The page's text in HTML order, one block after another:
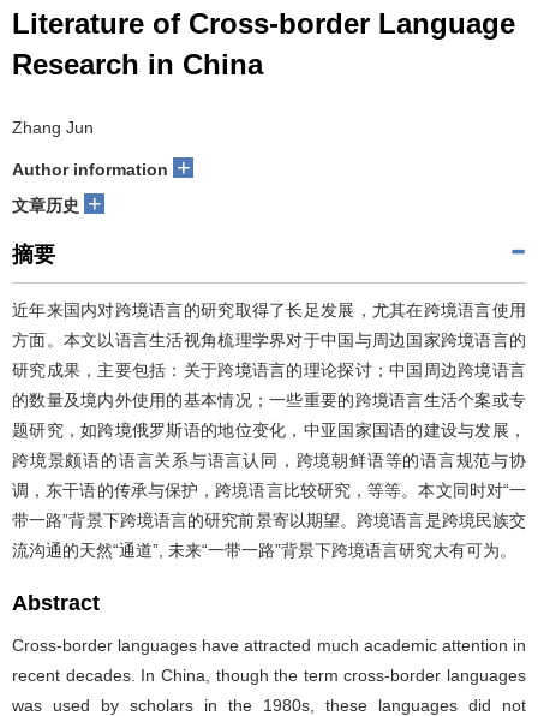
Literature of Cross-border Language
Research in China
Zhang Jun
Author information +
文章历史 +
摘要
近年来国内对跨境语言的研究取得了长足发展，尤其在跨境语言使用
方面。本文以语言生活视角梳理学界对于中国与周边国家跨境语言的
研究成果，主要包括：关于跨境语言的理论探讨；中国周边跨境语言
的数量及境内外使用的基本情况；一些重要的跨境语言生活个案或专
题研究，如跨境俄罗斯语的地位变化，中亚国家国语的建设与发展，
跨境景颇语的语言关系与语言认同，跨境朝鲜语等的语言规范与协
调，东干语的传承与保护，跨境语言比较研究，等等。本文同时对“一
带一路”背景下跨境语言的研究前景寄以期望。跨境语言是跨境民族交
流沟通的天然“通道”, 未来“一带一路”背景下跨境语言研究大有可为。
Abstract
Cross-border languages have attracted much academic attention in
recent decades. In China, though the term cross-border languages
was used by scholars in the 1980s, these languages did not